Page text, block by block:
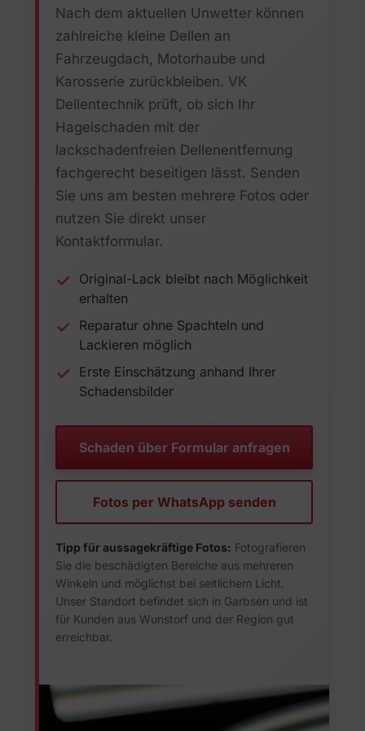
Nach dem aktuellen Unwetter können
zahlreiche kleine Dellen an
Fahrzeugdach, Motorhaube und
Karosserie zurückbleiben. VK
Dellentechnik prüft, ob sich Ihr
Hagelschaden mit der
lackschadenfreien Dellenentfernung
fachgerecht beseitigen lässt. Senden
Sie uns am besten mehrere Fotos oder
nutzen Sie direkt unser
Kontaktformular.
Original-Lack bleibt nach Möglichkeit
erhalten
Reparatur ohne Spachteln und
Lackieren möglich
Erste Einschätzung anhand Ihrer
Schadensbilder
Schaden über Formular anfragen
Fotos per WhatsApp senden
Tipp für aussagekräftige Fotos: Fotografieren
Sie die beschädigten Bereiche aus mehreren
Winkeln und möglichst bei seitlichem Licht.
Unser Standort befindet sich in Garbsen und ist
für Kunden aus Wunstorf und der Region gut
erreichbar.